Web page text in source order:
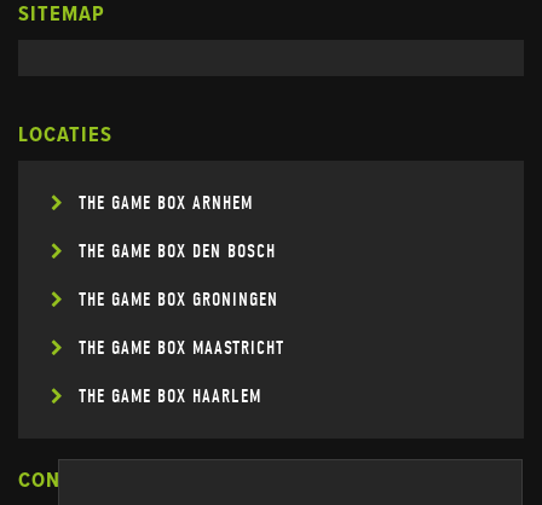
SITEMAP
LOCATIES
THE GAME BOX ARNHEM
THE GAME BOX DEN BOSCH
THE GAME BOX GRONINGEN
THE GAME BOX MAASTRICHT
THE GAME BOX HAARLEM
CONNECT